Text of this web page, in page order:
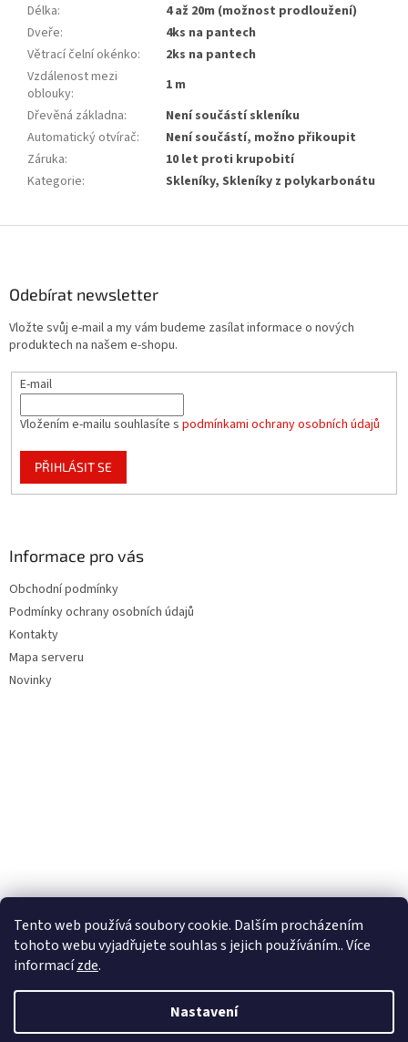
Tento web používá soubory cookie. Dalším procházením
tohoto webu vyjadřujete souhlas s jejich používáním.. Více
informacízde.
Nastavení
Délka:
4 až 20m (možnost prodloužení)
Dveře:
4ks na pantech
Větrací čelní okénko:
2ks na pantech
Vzdálenost mezi
oblouky:
1 m
Dřevěná základna:
Není součástí skleníku
Automatický otvírač:
Není součástí, možno přikoupit
Záruka:
10 let proti krupobití
Kategorie: Skleníky, Skleníky z polykarbonátu
Odebírat newsletter
Vložte svůj e-mail a my vám budeme zasílat informace o nových
produktech na našem e-shopu.
E-mail
Vložením e-mailu souhlasíte s podmínkami ochrany osobních údajů
PŘIHLÁSIT SE
Informace pro vás
Obchodní podmínky
Podmínky ochrany osobních údajů
Kontakty
Mapa serveru
Novinky
Vytvořil Shoptet